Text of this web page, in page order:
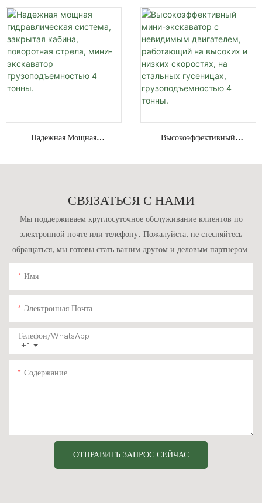
Тонны С
Многофункциональным
Навесным Оборудованием,
Гусеничный Экскаватор.
И Колесной/гусеничной
Платформой, По Лучшей
Цене, С Различными
Навесными Устройствами.
Надежная Мощная
Закрытая Кабина,
Грузоподъемностью 4
Высокоэффективный
Невидимым Двигателем,
Стальных Гусеницах,
Тонны.
СВЯЗАТЬСЯ С НАМИ
Мы поддерживаем круглосуточное обслуживание клиентов по
электронной почте или телефону. Пожалуйста, не стесняйтесь
обращаться, мы готовы стать вашим другом и деловым партнером.
Имя
Электронная Почта
+1
Телефон/WhatsApp
Содержание
ОТПРАВИТЬ ЗАПРОС СЕЙЧАС